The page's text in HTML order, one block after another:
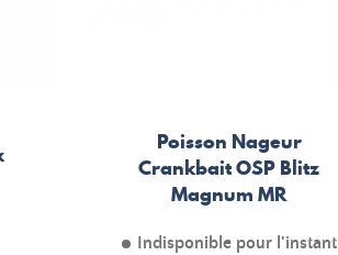
Poisson Nageur
Crankbait OSP Blitz
Magnum MR
Indisponible pour l'instant